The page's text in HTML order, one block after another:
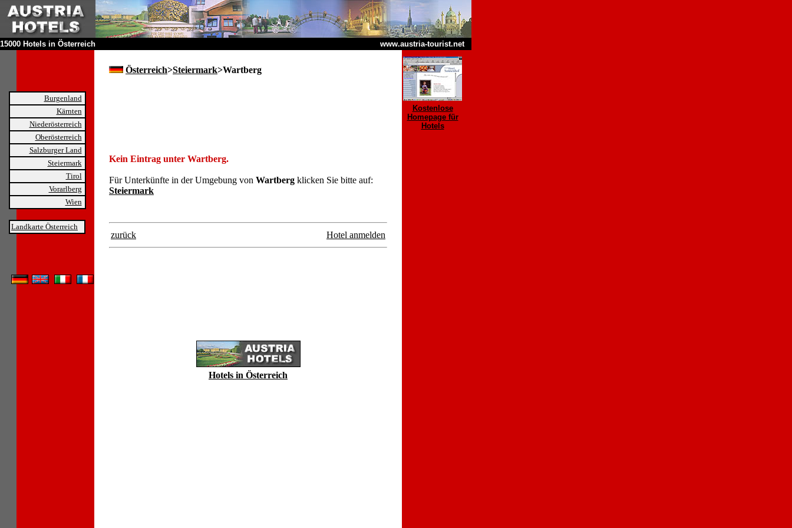
15000 Hotels in Österreich www.austria-tourist.net
Burgenland
Kärnten
Niederösterreich
Oberösterreich
Salzburger Land
Steiermark
Tirol
Vorarlberg
Wien
Landkarte Österreich
Österreich>Steiermark>Wartberg
Kein Eintrag unter Wartberg.
Für Unterkünfte in der Umgebung von Wartberg klicken Sie bitte auf:
Steiermark
zurück Hotel anmelden
Hotels in Österreich
Kostenlose
Homepage für
Hotels